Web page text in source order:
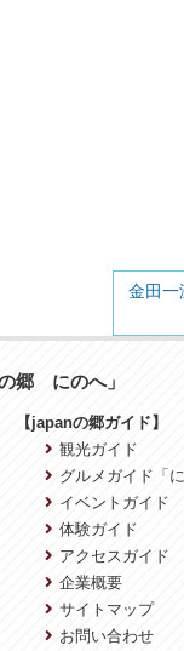
金田一
郷 にのへ」
【japanの郷ガイド】
観光ガイド
グルメガイド「
イベントガイド
体験ガイド
アクセスガイド
企業概要
サイトマップ
お問い合わせ